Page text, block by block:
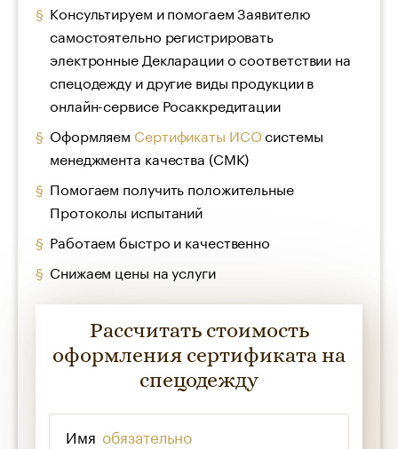
Консультируем и помогаем Заявителю
самостоятельно регистрировать
электронные Декларации о соответствии на
спецодежду и другие виды продукции в
онлайн-сервисе Росаккредитации
Оформляем Сертификаты ИСОсистемы
менеджмента качества (СМК)
Помогаем получить положительные
Протоколы испытаний
Работаем быстро и качественно
Снижаем цены на услуги
Рассчитать стоимость
оформления сертификата на
спецодежду
Имя *